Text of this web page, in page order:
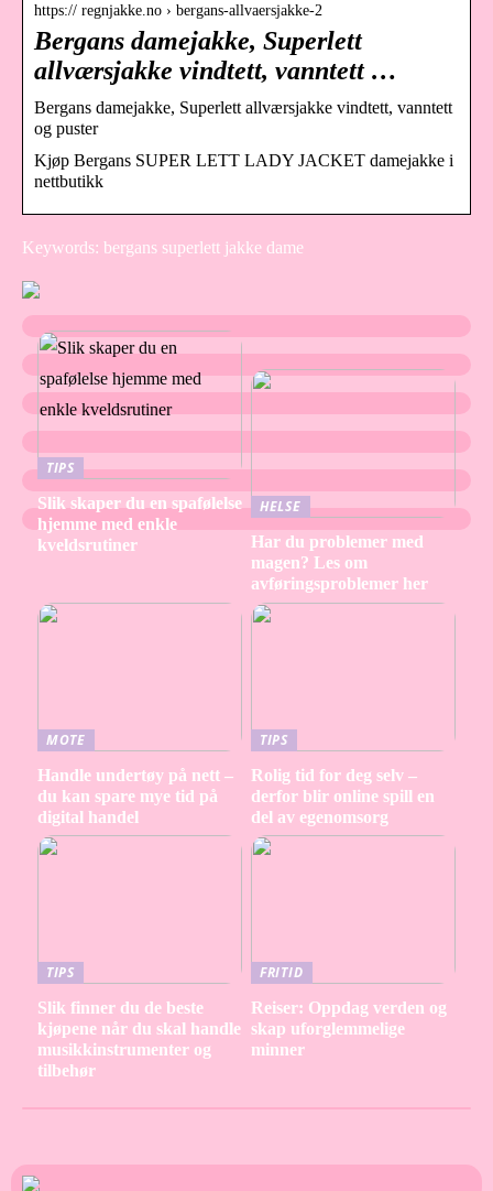
https:// regnjakke.no › bergans-allvaersjakke-2
Bergans damejakke, Superlett
allværsjakke vindtett, vanntett …
Bergans damejakke, Superlett allværsjakke vindtett, vanntett
og puster
Kjøp Bergans SUPER LETT LADY JACKET damejakke i
nettbutikk
Keywords: bergans superlett jakke dame
TIPS
Slik skaper du en spafølelse
hjemme med enkle
kveldsrutiner
HELSE
Har du problemer med
magen? Les om
avføringsproblemer her
MOTE
Handle undertøy på nett –
du kan spare mye tid på
digital handel
TIPS
Rolig tid for deg selv –
derfor blir online spill en
del av egenomsorg
TIPS
Slik finner du de beste
kjøpene når du skal handle
musikkinstrumenter og
tilbehør
FRITID
Reiser: Oppdag verden og
skap uforglemmelige
minner